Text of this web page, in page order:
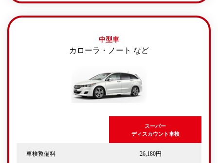
中型車
カローラ・ノート など
スーパー
ディスカウント車検
車検整備料 26,180円